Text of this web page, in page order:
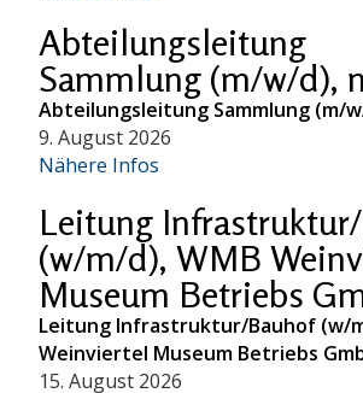
Abteilungsleitung
Sammlung (m/w/d),
Abteilungsleitung Sammlung (m/
9. August 2026
Nähere Infos
Leitung
(w/m/d), WMB
Museum Betriebs
Leitung Infrastruktur/Bauhof (w/
Weinviertel Museum Betriebs
15. August 2026